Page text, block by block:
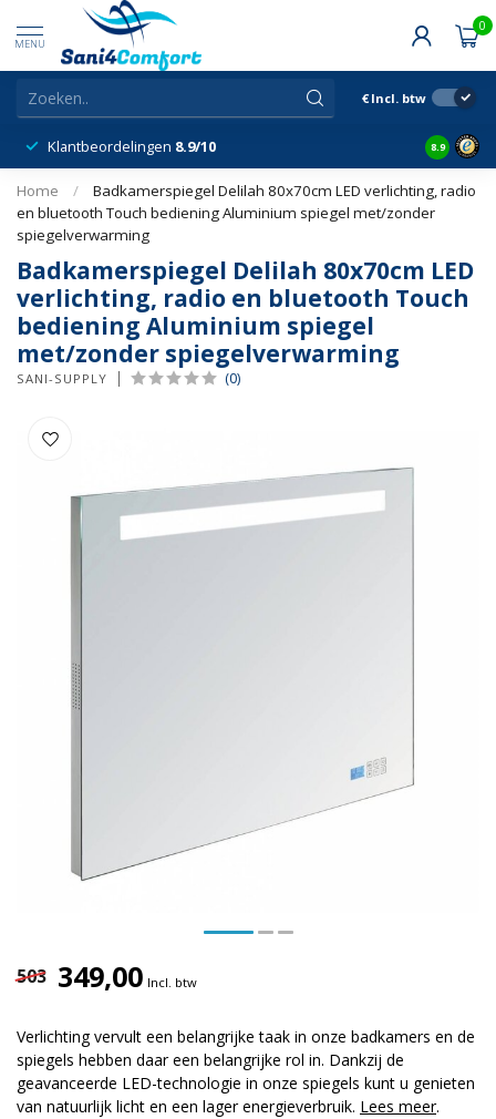
MENU
0
€ Incl. btw
Klantbeordelingen 8.9/10 8.9
Home /
Badkamerspiegel Delilah 80x70cm LED verlichting, radio
en bluetooth Touch bediening Aluminium spiegel met/zonder
spiegelverwarming
Badkamerspiegel Delilah 80x70cm LED
verlichting, radio en bluetooth Touch
bediening Aluminium spiegel
met/zonder spiegelverwarming
SANI-SUPPLY (0)
503 349,00 Incl. btw
Verlichting vervult een belangrijke taak in onze badkamers en de
spiegels hebben daar een belangrijke rol in. Dankzij de
geavanceerde LED-technologie in onze spiegels kunt u genieten
van natuurlijk licht en een lager energieverbruik. Lees meer.